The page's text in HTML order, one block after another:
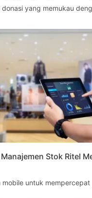
donasi yang memukau
Stok Ritel
mobile untuk